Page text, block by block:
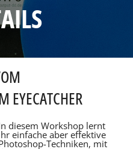
EYECATCHER
diesem Workshop lernt
einfache aber effektive
Techniken, mit